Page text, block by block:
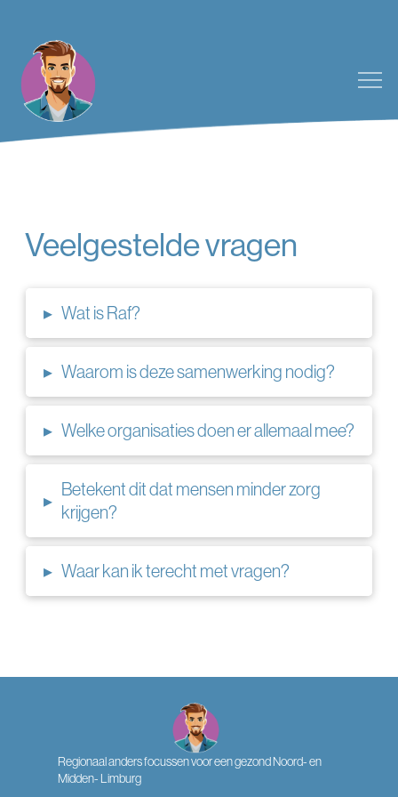
Veelgestelde vragen
▸ Wat is Raf?
▸ Waarom is deze samenwerking nodig?
▸ Welke organisaties doen er allemaal mee?
▸
Betekent dit dat mensen minder zorg
krijgen?
▸ Waar kan ik terecht met vragen?
Regionaal anders focussen voor een gezond Noord- en
Midden- Limburg